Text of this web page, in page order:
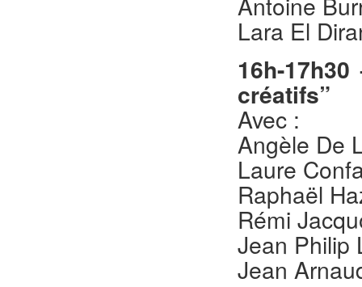
Lara El
16h-
créatifs”
Avec :
Angèle De
Laure
Raphaël
Rémi
Jean Philip
Jean